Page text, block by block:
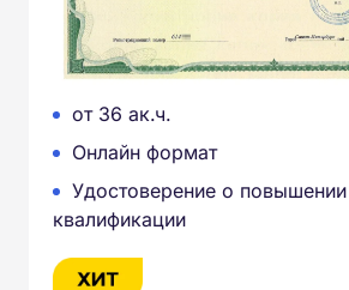
от 36 ак.ч.
Онлайн формат
Удостоверение о повышении
квалификации